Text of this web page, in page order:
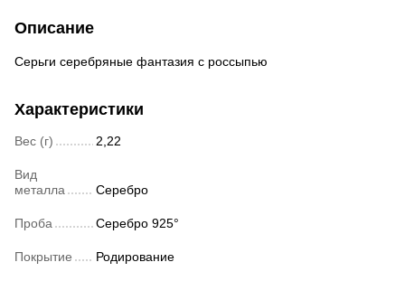
Описание
Серьги серебряные фантазия с россыпью
Характеристики
Вес (г) 2,22
Вид
металла
Серебро
Проба Серебро 925°
Покрытие Родирование